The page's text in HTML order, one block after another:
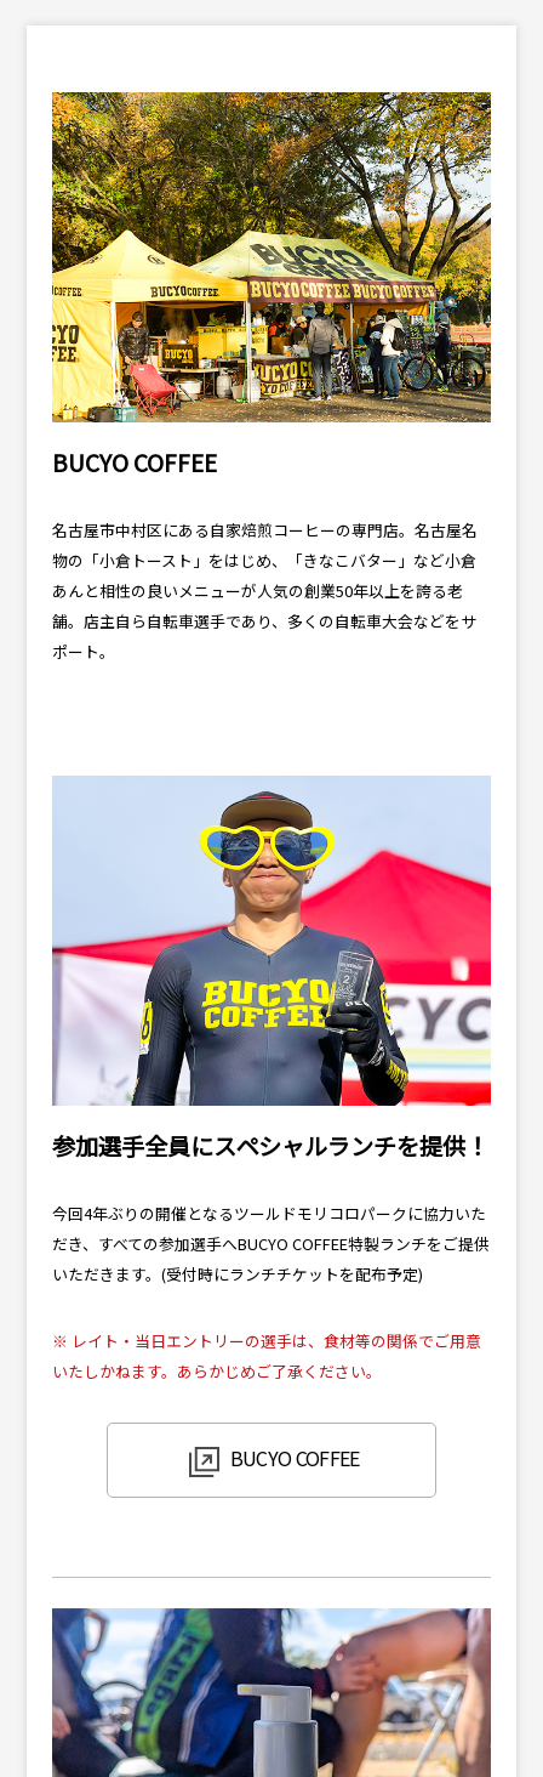
BUCYO COFFEE
名古屋市中村区にある自家焙煎コーヒーの専門店。名古屋名
物の「小倉トースト」をはじめ、「きなこバター」など小倉
あんと相性の良いメニューが人気の創業50年以上を誇る老
舗。店主自ら自転車選手であり、多くの自転車大会などをサ
ポート。
参加選手全員にスペシャルランチを提供！
今回4年ぶりの開催となるツールドモリコロパークに協力いた
だき、すべての参加選手へBUCYO COFFEE特製ランチをご提供
いただきます。(受付時にランチチケットを配布予定)
※ レイト・当日エントリーの選手は、食材等の関係でご用意
いたしかねます。あらかじめご了承ください。
BUCYO COFFEE